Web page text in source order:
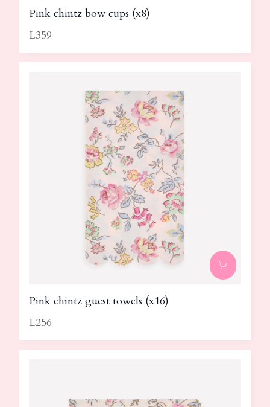
Pink chintz bow cups (x8)
L359
Pink chintz guest towels (x16)
L256